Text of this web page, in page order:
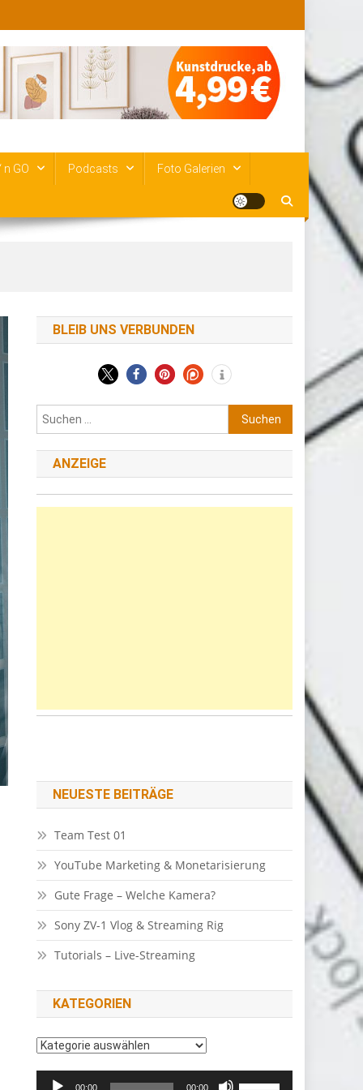
n GO Podcasts Foto Galerien
BLEIB UNS VERBUNDEN
Suchen
nach:
ANZEIGE
NEUESTE BEITRÄGE
Team Test 01
YouTube Marketing & Monetarisierung
Gute Frage – Welche Kamera?
Sony ZV-1 Vlog & Streaming Rig
Tutorials – Live-Streaming
KATEGORIEN
Kategorien
Audio-
00:00 00:00